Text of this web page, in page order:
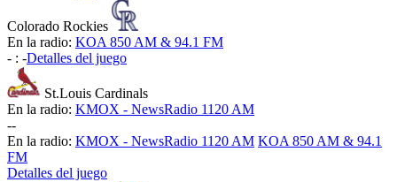
Colorado Rockies
En la radio: KOA 850 AM & 94.1 FM
- : -Detalles del juego
St.Louis Cardinals
En la radio: KMOX - NewsRadio 1120 AM
--
En la radio: KMOX - NewsRadio 1120 AM KOA 850 AM & 94.1
FM
Detalles del juego